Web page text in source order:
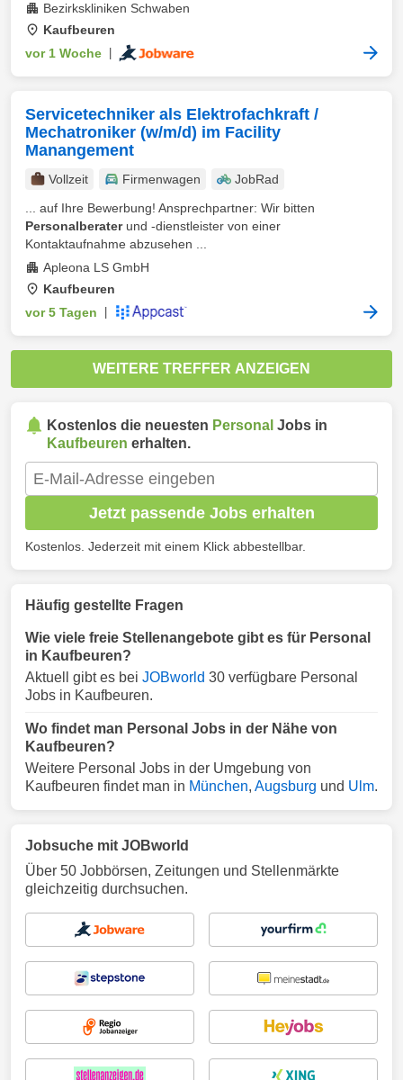
Bezirkskliniken Schwaben
Kaufbeuren
vor 1 Woche
Servicetechniker als Elektrofachkraft /
Mechatroniker (w/m/d) im Facility
Manangement
Vollzeit Firmenwagen
JobRad
... auf Ihre Bewerbung! Ansprechpartner: Wir bitten
Personalberaterund -dienstleister von einer
Kontaktaufnahme abzusehen ...
Apleona LS GmbH
Kaufbeuren
vor 5 Tagen
WEITERE TREFFER ANZEIGEN
Kostenlos die neuesten Personal Jobs in
Kaufbeuren erhalten.
Jetzt passende Jobs erhalten
Kostenlos. Jederzeit mit einem Klick abbestellbar.
Häufig gestellte Fragen
Wie viele freie Stellenangebote gibt es für Personal
in Kaufbeuren?
Aktuell gibt es bei JOBworld 30 verfügbare Personal
Jobs in Kaufbeuren.
Wo findet man Personal Jobs in der Nähe von
Kaufbeuren?
Weitere Personal Jobs in der Umgebung von
Kaufbeuren findet man in München, Augsburg und Ulm.
Jobsuche mit JOBworld
Über 50 Jobbörsen, Zeitungen und Stellenmärkte
gleichzeitig durchsuchen.